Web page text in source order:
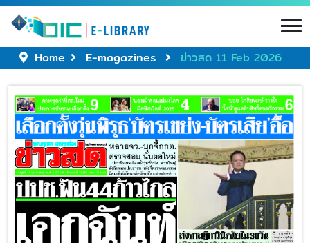
Home E-magazines ข่าวสด 11 Feb 2026